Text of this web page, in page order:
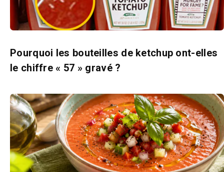
Pourquoi les bouteilles de ketchup ont-elles
le chiffre « 57 » gravé ?